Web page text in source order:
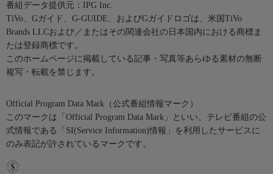
番組データ提供元：IPG Inc.
TiVo、Gガイド、G-GUIDE、およびGガイドロゴは、米国TiVo
Brands LLCおよび／またはその関連会社の日本国内における商標ま
たは登録商標です。
このホームページに掲載している記事・写真等あらゆる素材の無断
複写・転載を禁じます。
Official Program Data Mark（公式番組情報マーク）
このマークは「Official Program Data Mark」といい、テレビ番組の公
式情報である「SI(Service Information)情報」を利用したサービスに
のみ表記が許されているマークです。